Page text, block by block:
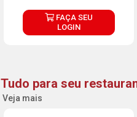
FAÇA SEU
LOGIN
Tudo para seu
Veja mais